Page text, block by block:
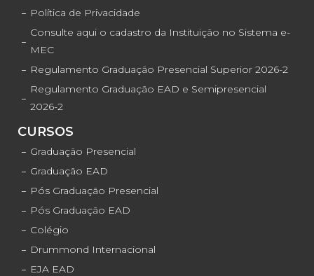
Política de Privacidade
Consulte aqui o cadastro da Instituição no Sistema e-
MEC
Regulamento Graduação Presencial Superior 2026-2
Regulamento Graduação EAD e Semipresencial
2026-2
CURSOS
Graduação Presencial
Graduação EAD
Pós Graduação Presencial
Pós Graduação EAD
Colégio
Drummond Internacional
EJA EAD